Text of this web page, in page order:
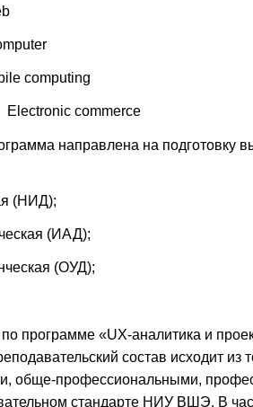
computing
commerce
направлена на подготовку
(НИД);
(ИАД);
(ОУД);
по программе «UX-аналитика и
состав исходит из
обще-профессиональными,
стандарте НИУ ВШЭ. В